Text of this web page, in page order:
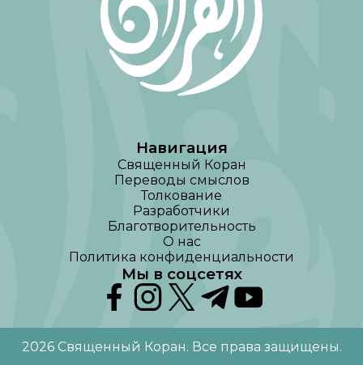
Навигация
Священный Коран
Переводы смыслов
Толкование
Разработчики
Благотворительность
О нас
Политика конфиденциальности
Мы в соцсетях
2026 Священный Коран. Все права защищены.